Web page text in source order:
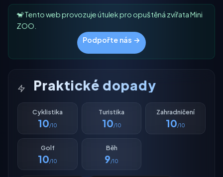
🐒 Tento web provozuje útulek pro opuštěná zvířata Mini
ZOO.
Podpořte nás →
Praktické dopady
Cyklistika
10/10
Turistika
10/10
Zahradničení
10/10
Golf
10/10
Běh
9/10